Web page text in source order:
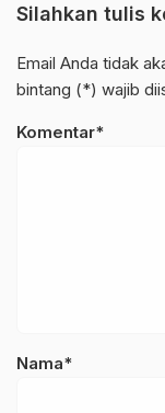
Silahkan tulis
Email Anda tidak
bintang (*) wajib
Komentar*
Nama*